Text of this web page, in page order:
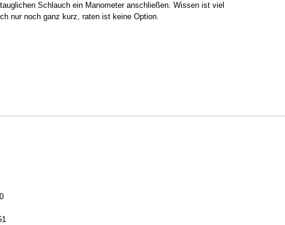
Schlauch ein Manometer anschließen. Wissen ist viel
nur noch ganz kurz, raten ist keine Option.